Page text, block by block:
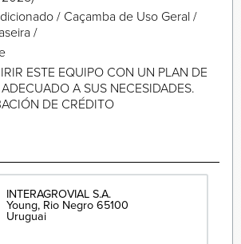
/ Caçamba de Uso Geral /
/
ESTE EQUIPO CON UN PLAN DE
A SUS NECESIDADES.
DE CRÉDITO
INTERAGROVIAL S.A.
Young Rio Negro 65100
Uruguai